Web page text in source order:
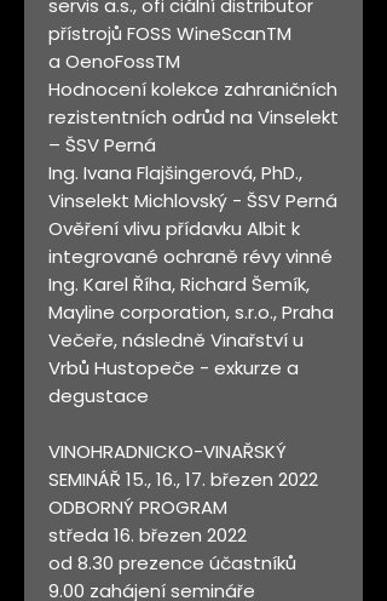
servis a.s., ofi ciální distributor
přístrojů FOSS WineScanTM
a OenoFossTM
Hodnocení kolekce zahraničních
rezistentních odrůd na Vinselekt
– ŠSV Perná
Ing. Ivana Flajšingerová, PhD.,
Vinselekt Michlovský - ŠSV Perná
Ověření vlivu přídavku Albit k
integrované ochraně révy vinné
Ing. Karel Říha, Richard Šemík,
Mayline corporation, s.r.o., Praha
Večeře, následně Vinařství u
Vrbů Hustopeče - exkurze a
degustace
VINOHRADNICKO-VINAŘSKÝ
SEMINÁŘ 15., 16., 17. březen 2022
ODBORNÝ PROGRAM
středa 16. březen 2022
od 8.30 prezence účastníků
9.00 zahájení semináře